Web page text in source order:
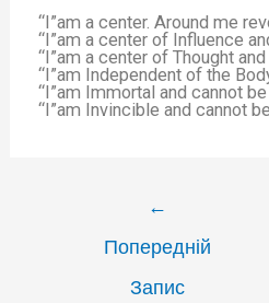
“I”am a center. Around me
“I”am a center of Influence
“I”am a center of Thought
“I”am Independent of the
“I”am Immortal and cannot
“I”am Invincible and cannot
←
Попередній
Запис